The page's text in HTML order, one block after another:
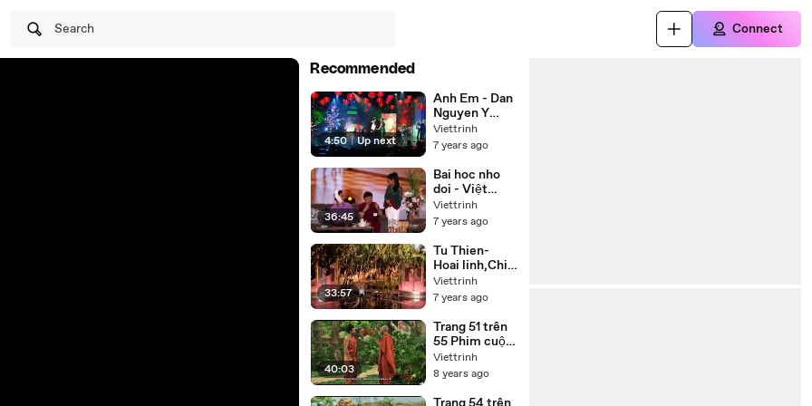
Search Connect
Recommended
4:50 | Up next
Anh Em - Dan
Nguyen Y
Phung
Viettrinh
7 years ago
36:45
Bai hoc nho
doi - Việt
Hương, Chí
Tài, Thúy Nga,
Viettrinh
7 years ago
33:57
Tu Thien-
Hoai linh,Chi
tai,Trung
Dan,Thuy
Viettrinh
7 years ago
40:03
Trang 51 trên
55 Phim cuộc
đời Đức Phật
Thích Ca
bộ 55 tập lồng
Viettrinh
8 years ago